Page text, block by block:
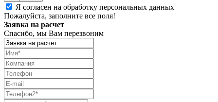
Я согласен на обработку персональных данных
Пожалуйста, заполните все поля!
Заявка на расчет
Спасибо, мы Вам перезвоним